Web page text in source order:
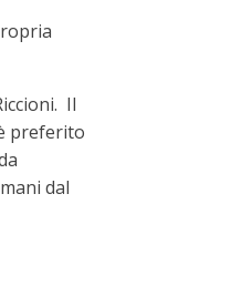
Il
preferito
dal